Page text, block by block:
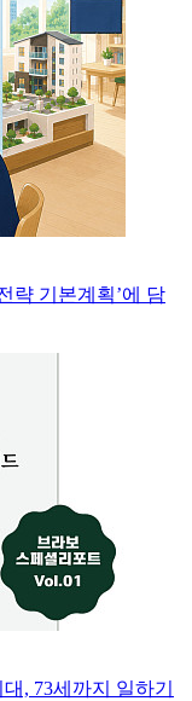
략 기본계획’에 담
, 73세까지 일하기